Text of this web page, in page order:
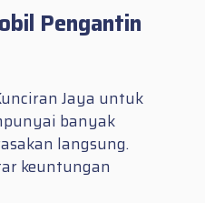
Pengantin
Jaya untuk
banyak
langsung.
keuntungan